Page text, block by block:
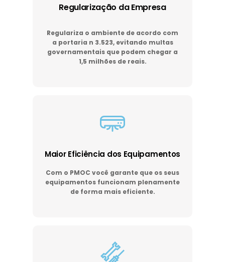
Regularização da Empresa
Regulariza o ambiente de acordo com
a portaria n 3.523, evitando multas
governamentais que podem chegar a
1,5 milhões de reais.
Maior Eficiência dos Equipamentos
Com o PMOC você garante que os seus
equipamentos funcionam plenamente
de forma mais eficiente.